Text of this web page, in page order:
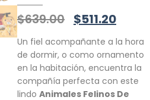
$639.00 $511.20
Un fiel acompañante a la hora
de dormir, o como ornamento
en la habitación, encuentra la
compañía perfecta con este
lindo Animales Felinos De